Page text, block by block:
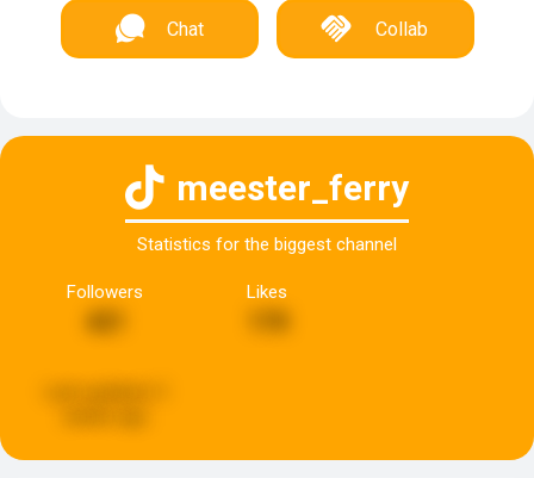
Chat Collab
meester_ferry
Statistics for the biggest channel
Followers Likes